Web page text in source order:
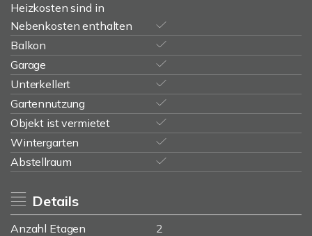
Heizkosten sind in
Nebenkosten enthalten
Balkon
Garage
Unterkellert
Gartennutzung
Objekt ist vermietet
Wintergarten
Abstellraum
Details
Anzahl Etagen
2